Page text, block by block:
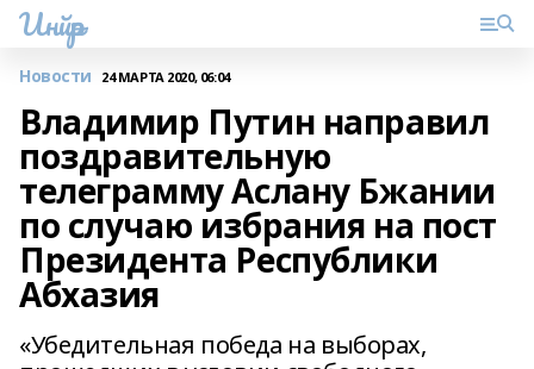
Инйәр
Новости 24 МАРТА 2020, 06:04
Владимир Путин направил
поздравительную
телеграмму Аслану Бжании
по случаю избрания на пост
Президента Республики
Абхазия
«Убедительная победа на выборах,